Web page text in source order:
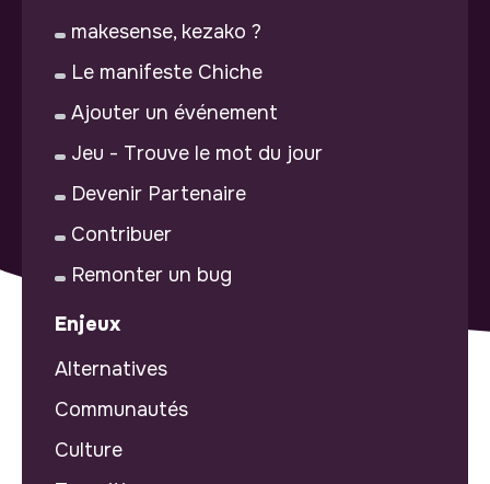
makesense, kezako ?
Le manifeste Chiche
Ajouter un événement
Jeu - Trouve le mot du jour
Devenir Partenaire
Contribuer
Remonter un bug
Enjeux
Alternatives
Communautés
Culture